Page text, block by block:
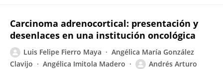
Carcinoma adrenocortical: presentación y
desenlaces en una institución oncológica
Luis Felipe Fierro Maya
Angélica María González
Clavijo
Angélica Imitola Madero
Andrés Arturo